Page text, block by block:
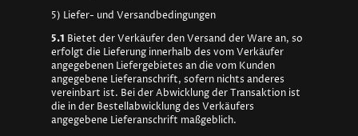
5) Liefer- und Versandbedingungen
5.1 Bietet der Verkäufer den Versand der Ware an, so
erfolgt die Lieferung innerhalb des vom Verkäufer
angegebenen Liefergebietes an die vom Kunden
angegebene Lieferanschrift, sofern nichts anderes
vereinbart ist. Bei der Abwicklung der Transaktion ist
die in der Bestellabwicklung des Verkäufers
angegebene Lieferanschrift maßgeblich.